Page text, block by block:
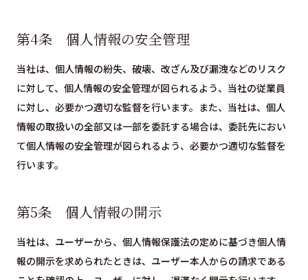
第4条 個人情報の安全管理
当社は、個人情報の紛失、破壊、改ざん及び漏洩などのリスク
に対して、個人情報の安全管理が図られるよう、当社の従業員
に対し、必要かつ適切な監督を行います。また、当社は、個人
情報の取扱いの全部又は一部を委託する場合は、委託先におい
て個人情報の安全管理が図られるよう、必要かつ適切な監督を
行います。
第5条 個人情報の開示
当社は、ユーザーから、個人情報保護法の定めに基づき個人情
報の開示を求められたときは、ユーザー本人からの請求である